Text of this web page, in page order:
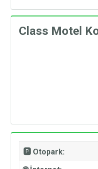
Class Motel
🅿️ Otopark: